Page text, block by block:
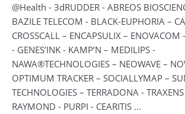
@Health - 3dRUDDER - ABREOS
BAZILE TELECOM - BLACK-EUPHORIA –
CROSSCALL – ENCAPSULIX – ENOVACOM
- GENES’INK - KAMP’N – MEDILIPS -
NAWA®TECHNOLOGIES – NEOWAVE –
OPTIMUM TRACKER – SOCIALLYMAP –
TECHNOLOGIES – TERRADONA -
RAYMOND - PURPI - CEARITIS ...